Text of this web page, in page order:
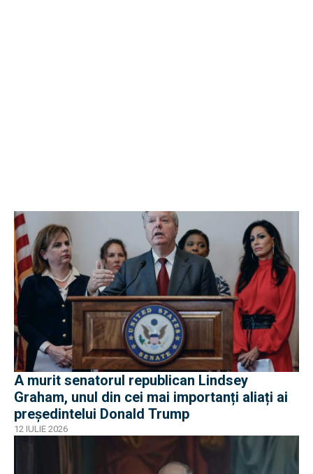
A murit senatorul republican Lindsey
Graham, unul din cei mai importanți aliați ai
președintelui Donald Trump
12 IULIE 2026